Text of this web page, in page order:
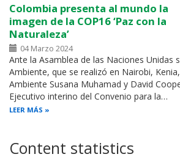
Colombia presenta al mundo la
imagen de la COP16 ‘Paz con la
Naturaleza’
04 Marzo 2024
Ante la Asamblea de las Naciones Unidas
Ambiente, que se realizó en Nairobi,
Ambiente Susana Muhamad y David
Ejecutivo interino del Convenio para la…
LEER MÁS
Content statistics